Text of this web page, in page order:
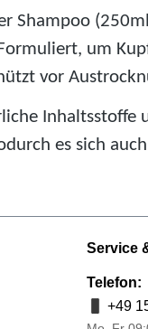
Shampoo
um
vor
Inhaltsstoffe
es sich
Service
Telefon:
+49